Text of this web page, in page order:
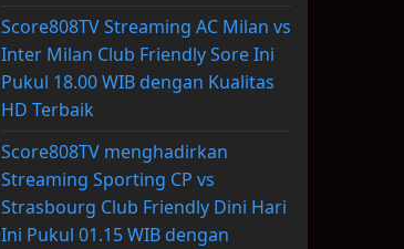
Score808TV Streaming AC Milan vs
Inter Milan Club Friendly Sore Ini
Pukul 18.00 WIB dengan Kualitas
HD Terbaik
Score808TV menghadirkan
Streaming Sporting CP vs
Strasbourg Club Friendly Dini Hari
Ini Pukul 01.15 WIB dengan